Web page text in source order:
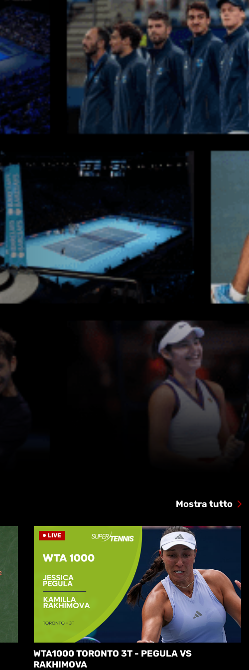
Mostra tutto
LIVE
WTA1000 TORONTO 3T - PEGULA VS
RAKHIMOVA